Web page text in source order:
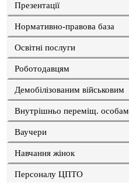
Презентації
Нормативно-правова база
Освітні послуги
Роботодавцям
Демобілізованим військовим
Внутрішньо переміщ. особам
Ваучери
Навчання жінок
Персоналу ЦПТО